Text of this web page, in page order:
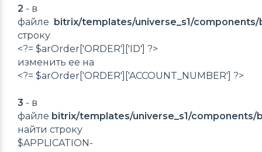
2 - в
файле bitrix/templates/universe_s1/
строку
<?= $arOrder['ORDER']['ID'] ?>
изменить ее на
<?= $arOrder['ORDER']['ACCOUNT_NUMBER'] ?>
3 - в
файле bitrix/templates/universe_s1/
найти строку
$APPLICATION-